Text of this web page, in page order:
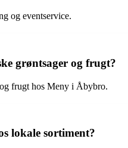
og eventservice.
grøntsager og frugt?
frugt hos Meny i Åbybro.
lokale sortiment?